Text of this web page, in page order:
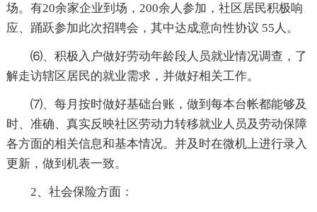
场。有20余家企业到场，200余人参加，社区居民积极响
应、踊跃参加此次招聘会，其中达成意向性协议 55人。
⑹、积极入户做好劳动年龄段人员就业情况调查，了
解走访辖区居民的就业需求，并做好相关工作。
⑺、每月按时做好基础台账，做到每本台帐都能够及
时、准确、真实反映社区劳动力转移就业人员及劳动保障
各方面的相关信息和基本情况。并及时在微机上进行录入
更新，做到机表一致。
2、社会保险方面：